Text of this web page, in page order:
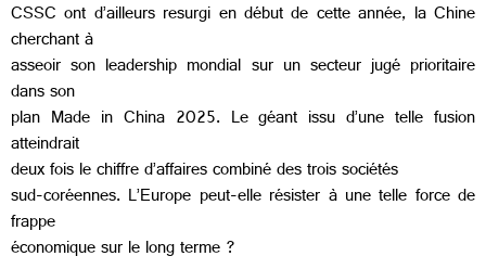
CSSC ont d’ailleurs resurgi en début de cette année, la Chine
cherchant à
asseoir son leadership mondial sur un secteur jugé prioritaire
dans son
plan Made in China 2025. Le géant issu d’une telle fusion
atteindrait
deux fois le chiffre d’affaires combiné des trois sociétés
sud-coréennes. L’Europe peut-elle résister à une telle force de
frappe
économique sur le long terme ?